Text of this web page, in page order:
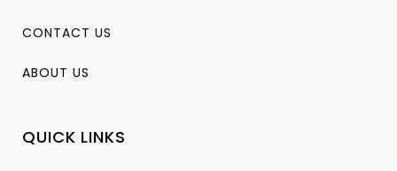
CONTACT US
ABOUT US
QUICK LINKS